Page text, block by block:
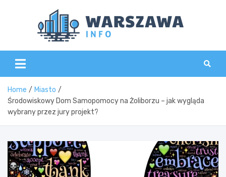
Home
Miasto
Środowiskowy Dom Samopomocy na Żoliborzu – jak wygląda
wybrany przez jury projekt?